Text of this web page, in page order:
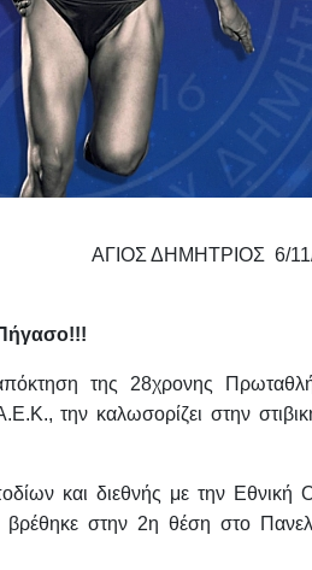
ΑΓΙΟΣ ΔΗΜΗΤΡΙΟΣ 6/
της 28χρονης
την καλωσορίζει στην
και διεθνής με την Εθνική
στην 2η θέση στο